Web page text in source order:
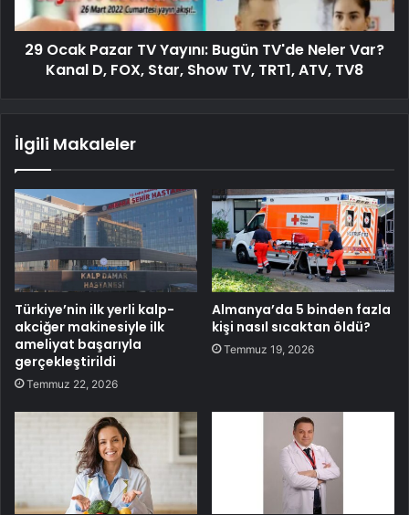
29 Ocak Pazar TV Yayını: Bugün TV'de Neler Var?
Kanal D, FOX, Star, Show TV, TRT1, ATV, TV8
İlgili Makaleler
Türkiye’nin ilk yerli kalp-
akciğer makinesiyle ilk
ameliyat başarıyla
gerçekleştirildi
Temmuz 22, 2026
Almanya’da 5 binden fazla
kişi nasıl sıcaktan öldü?
Temmuz 19, 2026